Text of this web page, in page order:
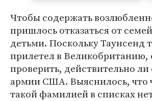
Чтобы содержать
пришлось отказаться от
детьми. Поскольку Таунсенд
прилетел в
проверить, действительно
армии США. Выяснилось, что
такой фамилией в списках